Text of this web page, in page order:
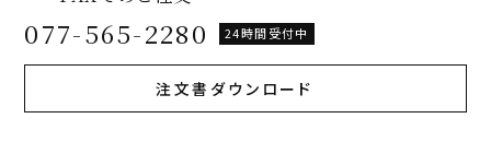
077-565-2280 24時間受付中
注文書ダウンロード